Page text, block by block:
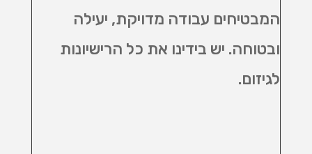
המבטיחים עבודה מדויקת, יעילה
ובטוחה. יש בידינו את כל הרישיונות
לגיזום.